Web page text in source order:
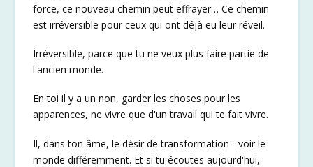
force, ce nouveau chemin peut effrayer… Ce chemin
est irréversible pour ceux qui ont déjà eu leur réveil.
Irréversible, parce que tu ne veux plus faire partie de
l'ancien monde.
En toi il y a un non, garder les choses pour les
apparences, ne vivre que d'un travail qui te fait vivre.
Il, dans ton âme, le désir de transformation - voir le
monde différemment. Et si tu écoutes aujourd'hui,